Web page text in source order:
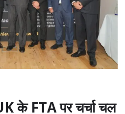
के FTA पर चर्चा चल